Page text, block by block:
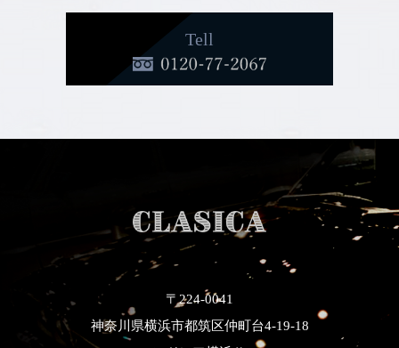
Tell
〒224-0041
神奈川県横浜市都筑区仲町台4-19-18